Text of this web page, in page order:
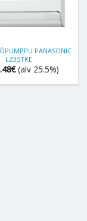
PANASONIC
LZ35TKE
€ (alv 25.5%)